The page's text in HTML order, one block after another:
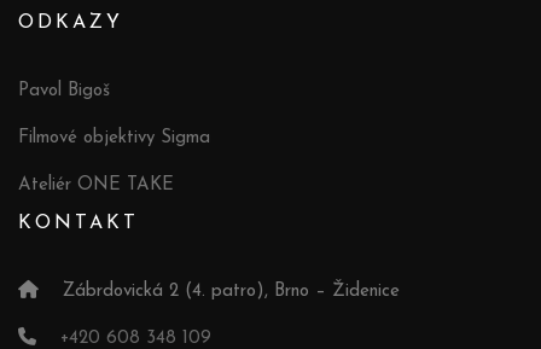
ODKAZY
Pavol Bigoš
Filmové objektivy Sigma
Ateliér ONE TAKE
KONTAKT
Zábrdovická 2 (4. patro), Brno – Židenice
+420 608 348 109